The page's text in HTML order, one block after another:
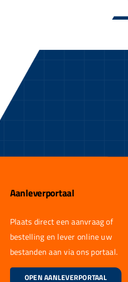
Aanleverportaal
Plaats direct een aanvraag of
bestelling en lever online uw
bestanden aan via ons portaal.
OPEN AANLEVERPORTAAL